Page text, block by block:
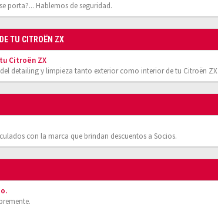
porta?... Hablemos de seguridad.
TU CITROËN ZX
Citroën ZX
detailing y limpieza tanto exterior como interior de tu Citroën ZX
con la marca que brindan descuentos a Socios.